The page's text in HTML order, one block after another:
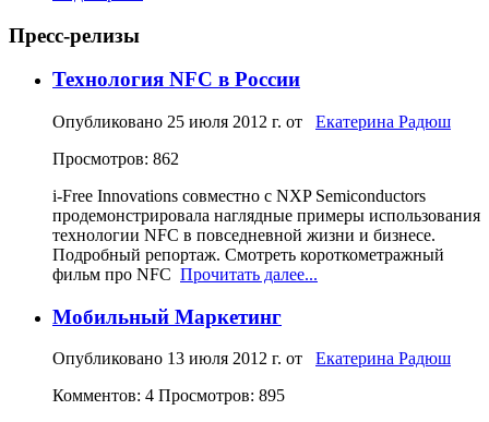
Пресс-релизы
Технология NFC в России
Опубликовано 25 июля 2012 г. от Екатерина Радюш
Просмотров: 862
i-Free Innovаtions совместно с NXP Semiconductors
продемонстрировала наглядные примеры использования
технологии NFC в повседневной жизни и бизнесе.
Подробный репортаж. Смотреть короткометражный
фильм про NFC Прочитать далее...
Мобильный Маркетинг
Опубликовано 13 июля 2012 г. от Екатерина Радюш
Комментов: 4 Просмотров: 895